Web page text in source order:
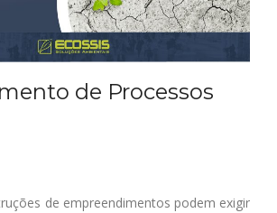
de Processos
de empreendimentos podem exigir